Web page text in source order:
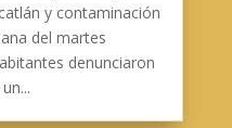
y contaminación
del martes
denunciaron